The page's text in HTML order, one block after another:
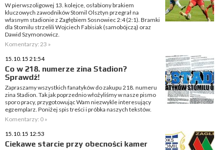
W pierwszoligowej 13. kolejce, osłabiony brakiem
kluczowych zawodników Stomil Olsztyn przegrał na
własnym stadionie z Zagłębiem Sosnowiec 2:4 (2:1). Bramki
dla Stomilu strzelili Wojciech Fabisiak (samobójczą) oraz
Dawid Szymonowicz.
Komentarzy: 23 »
15.10.15 21:54
Co w 218. numerze zina Stadion?
Sprawdź!
Zapraszamy wszystkich fanatyków do zakupu 218. numeru
zina Stadion. Tak jak poprzednio włożyliśmy w nasze pismo
sporo pracy, przygotowując Wam niezwykle interesujący
egzemplarz. Poniżej spis treści i próbka naszych tekstów.
Komentarzy: 0 »
15.10.15 12:53
Ciekawe starcie przy obecności kamer